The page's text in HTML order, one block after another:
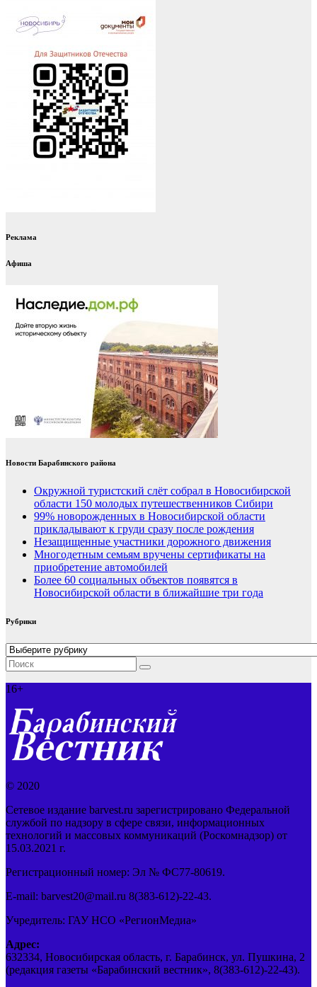
Реклама
Афиша
Новости Барабинского района
Окружной туристский слёт собрал в Новосибирской
области 150 молодых путешественников Сибири
99% новорожденных в Новосибирской области
прикладывают к груди сразу после рождения
Незащищенные участники дорожного движения
Многодетным семьям вручены сертификаты на
приобретение автомобилей
Более 60 социальных объектов появятся в
Новосибирской области в ближайшие три года
Рубрики
Рубрики
16+
© 2020
Сетевое издание barvest.ru зарегистрировано Федеральной
службой по надзору в сфере связи, информационных
технологий и массовых коммуникаций (Роскомнадзор) от
15.03.2021 г.
Регистрационный номер: Эл № ФС77-80619.
E-mail: barvest20@mail.ru 8(383-612)-22-43.
Учредитель: ГАУ НСО «РегионМедиа»
Адрес:
632334, Новосибирская область, г. Барабинск, ул. Пушкина, 2
(редакция газеты «Барабинский вестник», 8(383-612)-22-43).